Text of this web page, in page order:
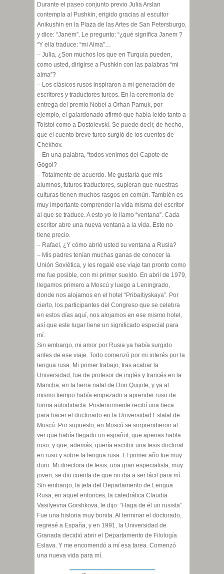
Durante el paseo conjunto previo Julia Arslan
contempla al Pushkin, erigido gracias al escultor
Anikushin en la Plaza de las Artes de San Petersburgo,
y dice: “Janem”. Le pregunto: “¿qué significa Janem ?
“Y ella traduce: “mi Alma”…
– Julia, ¿Son muchos los que en Turquía pueden,
como usted, dirigirse a Pushkin con las palabras “mi
alma”?
– Los clásicos rusos inspiraron a mi generación de
escritores y traductores turcos. En la ceremonia de
entrega del premio Nobel a Orhan Pamuk, por
ejemplo, el galardonado afirmó que había leído tanto a
Tolstoi como a Dostoievski. Se puede decir, de hecho,
que el cuento breve turco surgió de los cuentos de
Chekhov.
– En una palabra, “todos venimos del Capote de
Gógol?
– Totalmente de acuerdo. Me gustaría que mis
alumnos, futuros traductores, supieran que nuestras
culturas tienen muchos rasgos en común. También es
muy importante comprender la vida misma del escritor
al que se traduce. A esto yo lo llamo “ventana”. Cada
escritor abre una nueva ventana a la vida. Esto no
tiene precio.
– Rafael, ¿Y cómo abrió usted su ventana a Rusia?
– Mis padres tenían muchas ganas de conocer la
Unión Soviética, y les regalé ese viaje tan pronto como
me fue posible, con mi primer sueldo. En abril de 1979,
llegamos primero a Moscú y luego a Leningrado,
donde nos alojamos en el hotel “Pribaltiyskaya”. Por
cierto, los participantes del Congreso que se celebra
en estos días aquí, nos alojamos en ese mismo hotel,
así que este lugar tiene un significado especial para
mí.
Sin embargo, mi amor por Rusia ya había surgido
antes de ese viaje. Todo comenzó por mi interés por la
lengua rusa. Mi primer trabajo, tras acabar la
Universidad, fue de profesor de inglés y francés en la
Mancha, en la tierra natal de Don Quijote, y ya al
mismo tiempo había empezado a aprender ruso de
forma autodidacta. Posteriormente recibí una beca
para hacer el doctorado en la Universidad Estatal de
Moscú. Por supuesto, en Moscú se sorprendieron al
ver que había llegado un español, que apenas habla
ruso, y que, además, quería escribir una tesis doctoral
en ruso y sobre la lengua rusa. El primer año fue muy
duro. Mi directora de tesis, una gran especialista, muy
joven, se dio cuenta de que no iba a ser fácil para mí.
Sin embargo, la jefa del Departamento de Lengua
Rusa, en aquel entonces, la catedrática Claudia
Vasilyevna Gorshkova, le dijo: “Haga de él un rusista”.
Fue una historia muy bonita. Al terminar el doctorado,
regresé a España, y en 1991, la Universidad de
Granada decidió abrir el Departamento de Filología
Eslava. Y me encomendó a mí esa tarea. Comenzó
una nueva vida para mí.